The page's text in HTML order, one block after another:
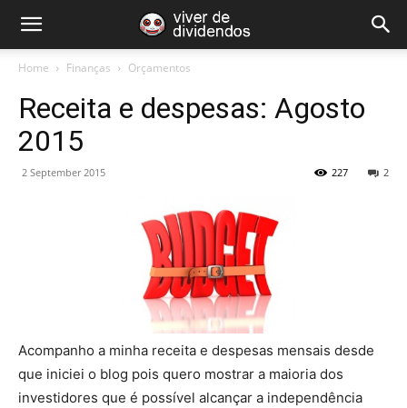
Home Finanças Orçamentos
Receita e despesas: Agosto
2015
2 September 2015 2
227
Acompanho a minha receita e despesas mensais desde
que iniciei o blog pois quero mostrar a maioria dos
investidores que é possível alcançar a independência